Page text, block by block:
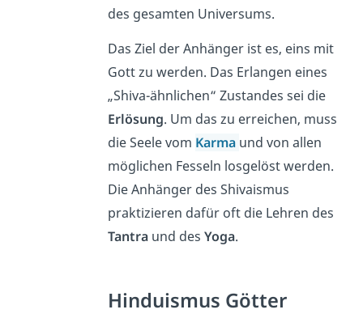
des gesamten Universums.
Das Ziel der Anhänger ist es, eins mit
Gott zu werden. Das Erlangen eines
„Shiva-ähnlichen“ Zustandes sei die
Erlösung. Um das zu erreichen, muss
die Seele vom Karma und von allen
möglichen Fesseln losgelöst werden.
Die Anhänger des Shivaismus
praktizieren dafür oft die Lehren des
Tantraund des Yoga.
Hinduismus Götter